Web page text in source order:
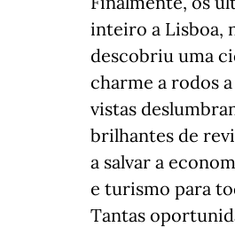
inteiro a Lisboa,
descobriu uma
charme a rodos
vistas
brilhantes de
a salvar a
e turismo para
Tantas